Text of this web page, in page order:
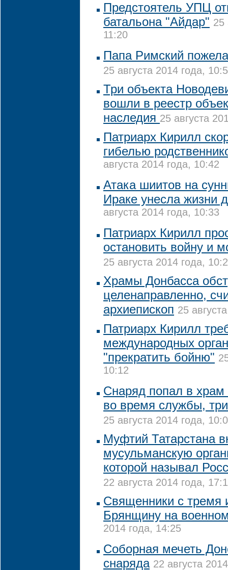
Предстоятель УПЦ
батальона "Айдар" 25
11:20
Папа Римский
25 августа 2014 года,
Три объекта
вошли в реестр
наследия 25 августа
Патриарх Кирилл
гибелью
августа 2014 года, 10:42
Атака шиитов на
Ираке унесла жизни
августа 2014 года, 10:33
Патриарх Кирилл
остановить войну и
25 августа 2014 года,
Храмы Донбасса
целенаправленно,
архиепископ 25
Патриарх Кирилл
международных
"прекратить бойню"
10:12
Снаряд попал в храм
во время службы,
25 августа 2014 года,
Муфтий Татарстана
мусульманскую
которой называл
22 августа 2014 года,
Священники с тремя
Брянщину на
2014 года, 14:25
Соборная мечеть
снаряда 22 августа